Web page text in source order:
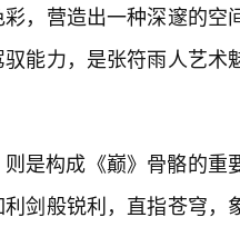
，营造出一种深邃的
能力，是张符雨人艺
是构成《巅》骨骼的
剑般锐利，直指苍穹